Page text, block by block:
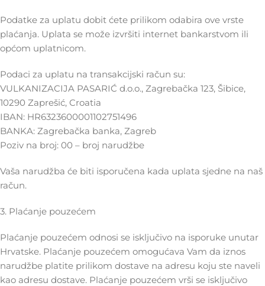
Podatke za uplatu dobit ćete prilikom odabira ove vrste
plaćanja. Uplata se može izvršiti internet bankarstvom ili
općom uplatnicom.
Podaci za uplatu na transakcijski račun su:
VULKANIZACIJA PASARIĆ d.o.o., Zagrebačka 123, Šibice,
10290 Zaprešić, Croatia
IBAN: HR6323600001102751496
BANKA: Zagrebačka banka, Zagreb
Poziv na broj: 00 – broj narudžbe
Vaša narudžba će biti isporučena kada uplata sjedne na naš
račun.
3. Plaćanje pouzećem
Plaćanje pouzećem odnosi se isključivo na isporuke unutar
Hrvatske. Plaćanje pouzećem omogućava Vam da iznos
narudžbe platite prilikom dostave na adresu koju ste naveli
kao adresu dostave. Plaćanje pouzećem vrši se isključivo